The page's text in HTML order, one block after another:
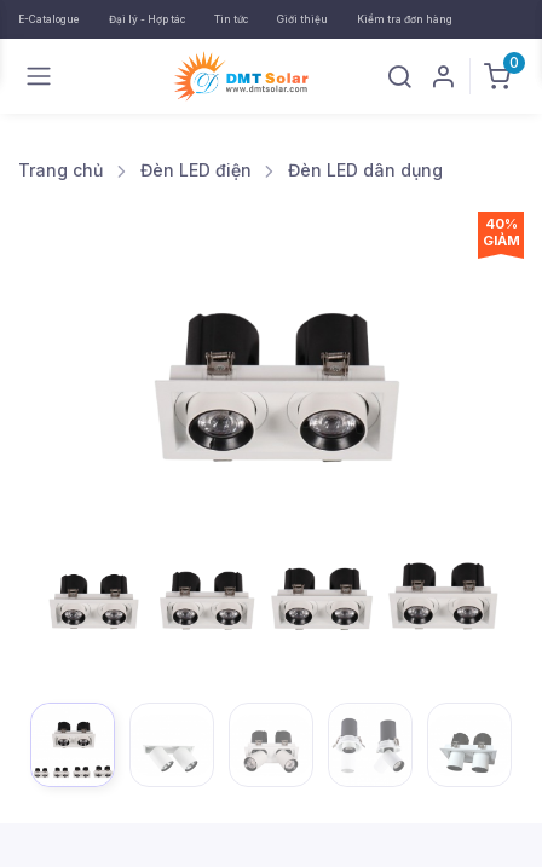
E-Catalogue Đại lý - Hợp tác Tin tức Giới thiệu Kiểm tra đơn hàng
0
Trang chủ Đèn LED điện Đèn LED dân dụng
40%
GIẢM